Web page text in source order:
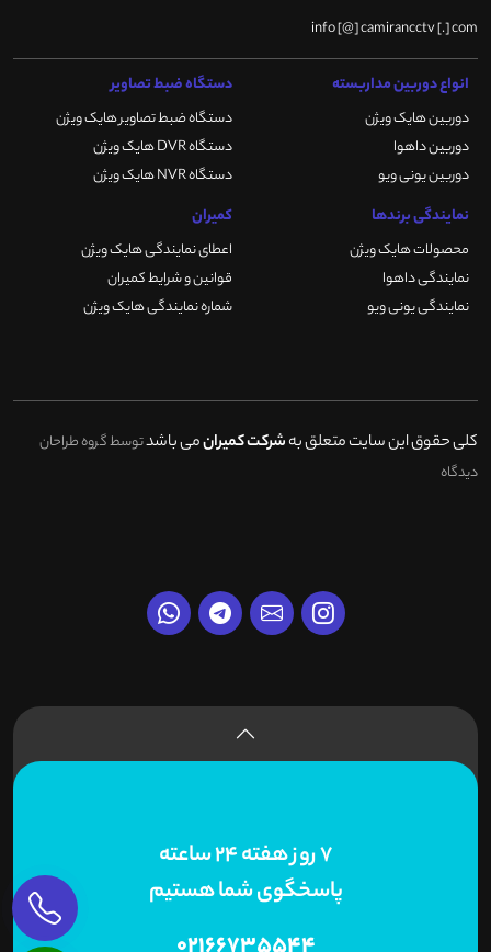
info [@] camirancctv [.] com
انواع دوربین مداربسته
دوربین هایک ویژن
دوربین داهوا
دوربین یونی ویو
دستگاه ضبط تصاویر
دستگاه ضبط تصاویر هایک ویژن
دستگاه DVR هایک ویژن
دستگاه NVR هایک ویژن
نمایندگی برندها
محصولات هایک ویژن
نمایندگی داهوا
نمایندگی یونی ویو
کمیران
اعطای نمایندگی هایک ویژن
قوانین و شرایط کمیران
شماره نمایندگی هایک ویژن
کلی حقوق این سایت متعلق بهشرکت کمیرانمی باشدتوسط گروه طراحان
دیدگاه
7 روز هفته 24 ساعته
پاسخگوی شما هستیم